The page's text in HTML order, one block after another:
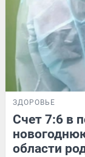
ЗДОРОВЬЕ
Счет 7:6 в
области